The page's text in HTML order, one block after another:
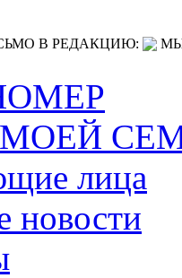
В РЕДАКЦИЮ:
лица
новости